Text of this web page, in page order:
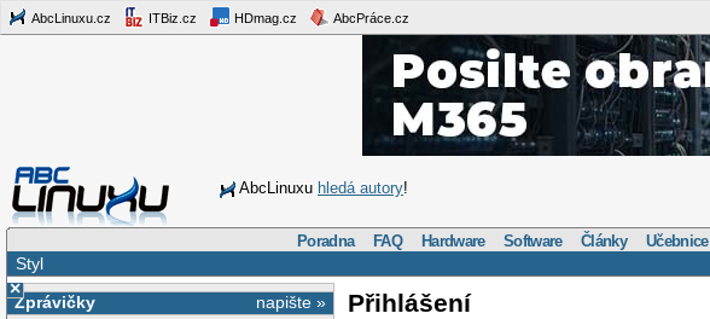
AbcLinuxu.cz ITBiz.cz HDmag.cz AbcPráce.cz
AbcLinuxu hledá autory!
Poradna FAQ Hardware Software Články Učebnice
Styl
×
napište »
Zprávičky
Přihlášení